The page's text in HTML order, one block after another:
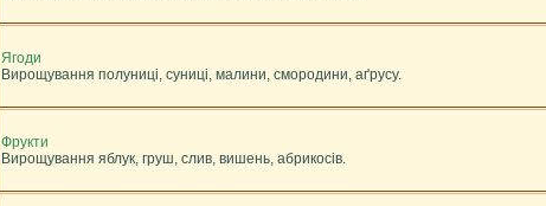
Ягоди
Вирощування полуниці, суниці, малини, смородини, аґрусу.
Фрукти
Вирощування яблук, груш, слив, вишень, абрикосів.